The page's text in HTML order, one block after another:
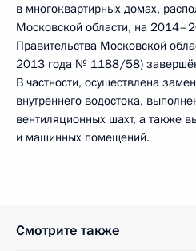
в многоквартирных домах,
Московской области, на
Правительства Московской
2013 года № 1188/58)
В частности, осуществлена
внутреннего водостока,
вентиляционных шахт, а также
и машинных помещений.
Смотрите также